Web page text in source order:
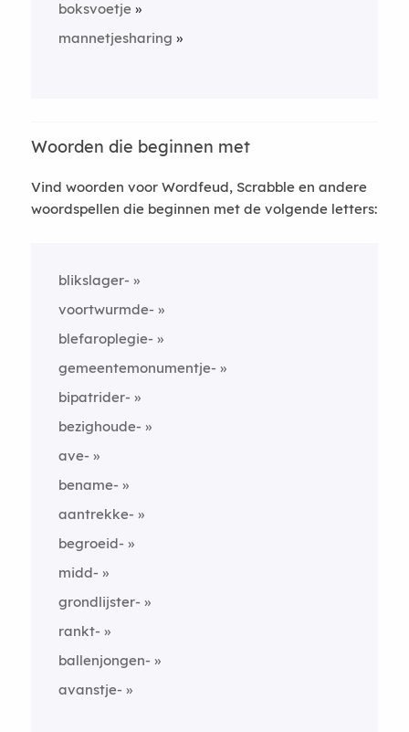
boksvoetje
mannetjesharing
Woorden die beginnen met
Vind woorden voor Wordfeud, Scrabble en andere
woordspellen die beginnen met de volgende letters:
blikslager-
voortwurmde-
blefaroplegie-
gemeentemonumentje-
bipatrider-
bezighoude-
ave-
bename-
aantrekke-
begroeid-
midd-
grondlijster-
rankt-
ballenjongen-
avanstje-